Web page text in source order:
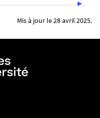
Mis à jour le 28 avril 2025.